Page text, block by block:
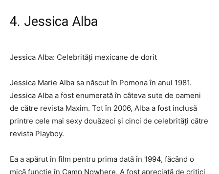
4. Jessica Alba
Jessica Alba: Celebrități mexicane de dorit
Jessica Marie Alba sa născut în Pomona în anul 1981.
Jessica Alba a fost enumerată în câteva sute de oameni
de către revista Maxim. Tot în 2006, Alba a fost inclusă
printre cele mai sexy douăzeci și cinci de celebrități către
revista Playboy.
Ea a apărut în film pentru prima dată în 1994, făcând o
mică funcție în Camp Nowhere. A fost apreciată de critici